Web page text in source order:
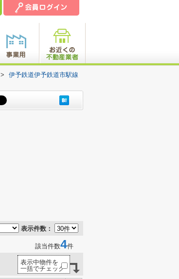
>
伊予鉄道伊予鉄道市駅線
表示件数：
該当件数4件
表示中物件を
一括でチェック